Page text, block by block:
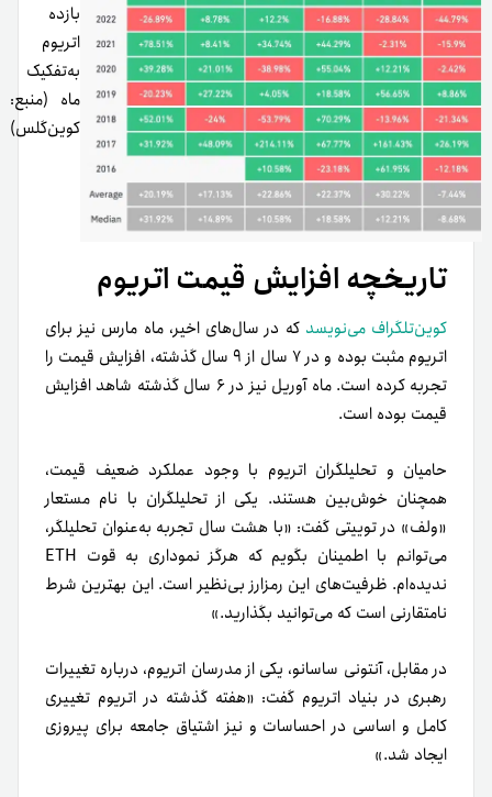
بازده
اتریوم
به‌تفکیک
ماه (منبع:
کوین‌گلس)
تاریخچه افزایش قیمت اتریوم
کوین‌تلگراف می‌نویسد که در سال‌های اخیر، ماه مارس نیز برای
اتریوم مثبت بوده و در ۷ سال از ۹ سال گذشته، افزایش قیمت را
تجربه کرده است. ماه آوریل نیز در ۶ سال گذشته شاهد افزایش
قیمت بوده است.
حامیان و تحلیلگران اتریوم با وجود عملکرد ضعیف قیمت،
همچنان خوش‌بین هستند. یکی از تحلیلگران با نام مستعار
«ولف» در توییتی گفت: «با هشت سال تجربه به‌عنوان تحلیلگر،
می‌توانم با اطمینان بگویم که هرگز نموداری به قوت ETH
ندیده‌ام. ظرفیت‌های این رمزارز بی‌نظیر است. این بهترین شرط
نامتقارنی است که می‌توانید بگذارید.»
در مقابل، آنتونی ساسانو، یکی از مدرسان اتریوم، درباره تغییرات
رهبری در بنیاد اتریوم گفت: «هفته گذشته در اتریوم تغییری
کامل و اساسی در احساسات و نیز اشتیاق جامعه برای پیروزی
ایجاد شد.»